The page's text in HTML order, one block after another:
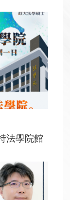
法學院館